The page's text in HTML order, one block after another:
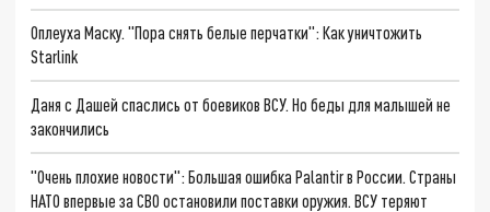
Оплеуха Маску. "Пора снять белые перчатки": Как уничтожить
Starlink
Даня с Дашей спаслись от боевиков ВСУ. Но беды для малышей не
закончились
"Очень плохие новости": Большая ошибка Palantir в России. Страны
НАТО впервые за СВО остановили поставки оружия. ВСУ теряют